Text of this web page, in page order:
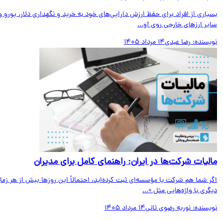
از افراد برای حفظ ارزش دارایی‌های خود به خرید و نگهداری دلار، یورو و
ارزهای خارجی روی آو...
رضا عبدی14 مرداد 1405
شرکت‌ها در ایران: راهنمای کامل برای مدیران
شما هم شرکت یا مؤسسه‌ای ثبت کرده‌اید، احتمالاً این روزها بیش از هر زمان
با واژه‌هایی مثل «...
نوریه رضوی ثانی14 مرداد 1405